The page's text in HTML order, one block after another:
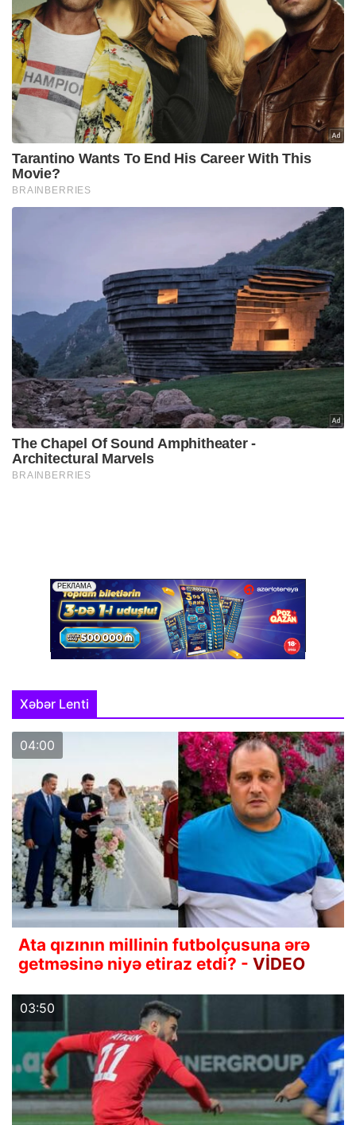
Xəbər Lenti
04:00
Ata qızının millinin futbolçusuna ərə
getməsinə niyə etiraz etdi? - VİDEO
03:50